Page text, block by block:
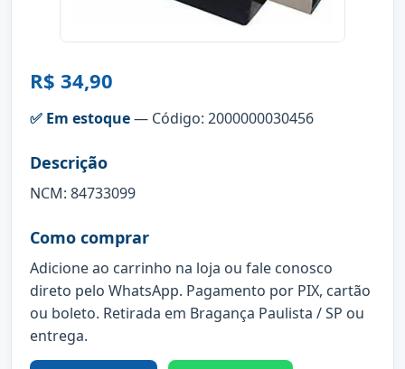
R$ 34,90
✅ Em estoque— Código: 2000000030456
Descrição
NCM: 84733099
Como comprar
Adicione ao carrinho na loja ou fale conosco
direto pelo WhatsApp. Pagamento por PIX, cartão
ou boleto. Retirada em Bragança Paulista / SP ou
entrega.